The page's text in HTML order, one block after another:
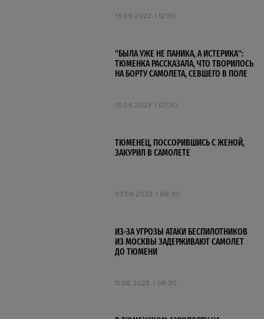
13.09.2023 12:30
"БЫЛА УЖЕ НЕ ПАНИКА, А ИСТЕРИКА":
ТЮМЕНКА РАССКАЗАЛА, ЧТО ТВОРИЛОСЬ
НА БОРТУ САМОЛЕТА, СЕВШЕГО В ПОЛЕ
13.09.2023 07:30
ТЮМЕНЕЦ, ПОССОРИВШИСЬ С ЖЕНОЙ,
ЗАКУРИЛ В САМОЛЕТЕ
07.09.2023 08:30
ИЗ-ЗА УГРОЗЫ АТАКИ БЕСПИЛОТНИКОВ
ИЗ МОСКВЫ ЗАДЕРЖИВАЮТ САМОЛЕТ
ДО ТЮМЕНИ
11.08.2023 08:30